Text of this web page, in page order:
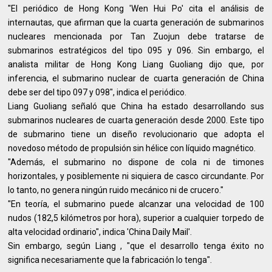
"El periódico de Hong Kong 'Wen Hui Po' cita el análisis de
internautas, que afirman que la cuarta generación de submarinos
nucleares mencionada por Tan Zuojun debe tratarse de
submarinos estratégicos del tipo 095 y 096. Sin embargo, el
analista militar de Hong Kong Liang Guoliang dijo que, por
inferencia, el submarino nuclear de cuarta generación de China
debe ser del tipo 097 y 098", indica el periódico.
Liang Guoliang señaló que China ha estado desarrollando sus
submarinos nucleares de cuarta generación desde 2000. Este tipo
de submarino tiene un diseño revolucionario que adopta el
novedoso método de propulsión sin hélice con líquido magnético.
"Además, el submarino no dispone de cola ni de timones
horizontales, y posiblemente ni siquiera de casco circundante. Por
lo tanto, no genera ningún ruido mecánico ni de crucero."
"En teoría, el submarino puede alcanzar una velocidad de 100
nudos (182,5 kilómetros por hora), superior a cualquier torpedo de
alta velocidad ordinario", indica 'China Daily Mail'.
Sin embargo, según Liang , "que el desarrollo tenga éxito no
significa necesariamente que la fabricación lo tenga".